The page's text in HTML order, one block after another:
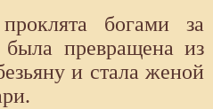
богами за
превращена из
и стала женой